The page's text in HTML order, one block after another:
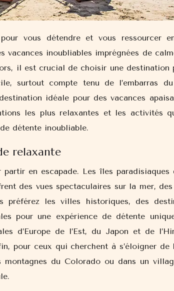
vous détendre et vous ressourcer
vacances inoubliables imprégnées de
il est crucial de choisir une destination
surtout compte tenu de l’embarras
idéale pour des vacances
les plus relaxantes et les activités
détente inoubliable.
relaxante
en escapade. Les îles paradisiaques
des vues spectaculaires sur la mer,
préférez les villes historiques, des
pour une expérience de détente
d’Europe de l’Est, du Japon et de
pour ceux qui cherchent à s’éloigner de
montagnes du Colorado ou dans un